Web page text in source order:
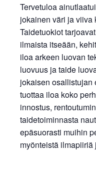
Tervetuloa
jokainen väri ja viiva
Taidetuokiot
ilmaista itseään,
iloa arkeen luovan
luovuus ja taide
jokaisen osallistujan
tuottaa iloa koko
innostus,
taidetoiminnasta
epäsuorasti muihin
myönteistä